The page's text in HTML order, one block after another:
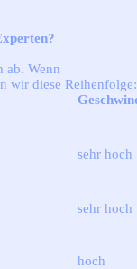
ab. Wenn
wir diese Reihenfolge:
sehr hoch
sehr hoch
hoch